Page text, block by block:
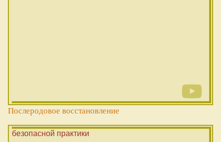
Послеродовое восстановление